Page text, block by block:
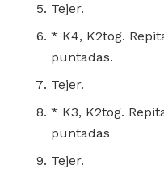
Tejer.
* K4, K2tog.
puntadas.
Tejer.
* K3, K2tog.
puntadas
Tejer.